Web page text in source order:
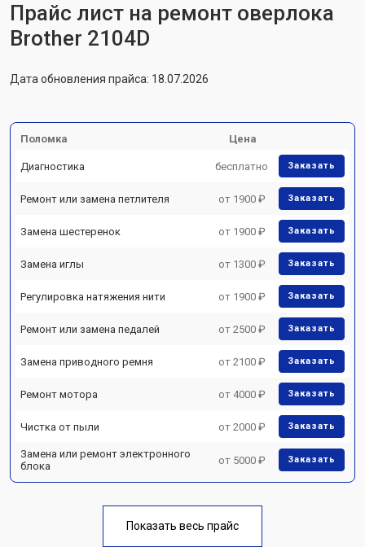
Прайс лист на ремонт оверлока
Brother 2104D
Дата обновления прайса: 18.07.2026
Поломка Цена
Диагностика бесплатно Заказать
Ремонт или замена петлителя от 1900 ₽ Заказать
Замена шестеренок от 1900 ₽ Заказать
Замена иглы от 1300 ₽ Заказать
Регулировка натяжения нити от 1900 ₽ Заказать
Ремонт или замена педалей от 2500 ₽ Заказать
Замена приводного ремня от 2100 ₽ Заказать
Ремонт мотора от 4000 ₽ Заказать
Чистка от пыли от 2000 ₽ Заказать
Замена или ремонт электронного
блока
от 5000 ₽ Заказать
Показать весь прайс